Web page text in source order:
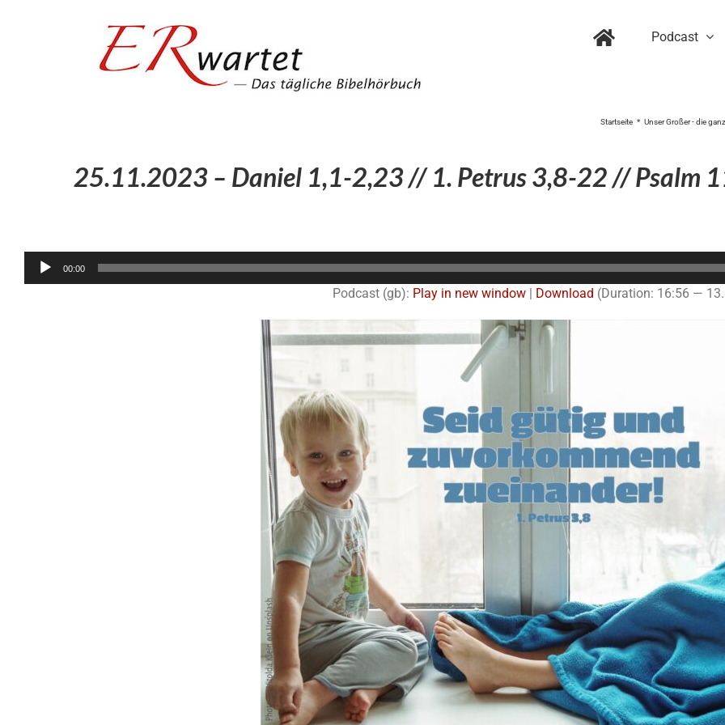
Podcast
Startseite Unser Großer - die
25.11.2023 – Daniel 1,1-2,23 // 1. Petrus 3,8-22 // Psalm
Audio-
00:00
Podcast (gb): Play in new window| Download (Duration: 16:56 —